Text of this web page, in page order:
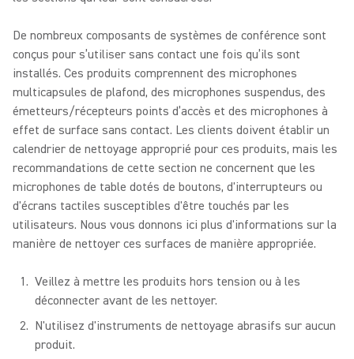
De nombreux composants de systèmes de conférence sont
conçus pour s’utiliser sans contact une fois qu’ils sont
installés. Ces produits comprennent des microphones
multicapsules de plafond, des microphones suspendus, des
émetteurs/récepteurs points d’accès et des microphones à
effet de surface sans contact. Les clients doivent établir un
calendrier de nettoyage approprié pour ces produits, mais les
recommandations de cette section ne concernent que les
microphones de table dotés de boutons, d'interrupteurs ou
d'écrans tactiles susceptibles d'être touchés par les
utilisateurs. Nous vous donnons ici plus d'informations sur la
manière de nettoyer ces surfaces de manière appropriée.
Veillez à mettre les produits hors tension ou à les
déconnecter avant de les nettoyer.
N'utilisez d'instruments de nettoyage abrasifs sur aucun
produit.